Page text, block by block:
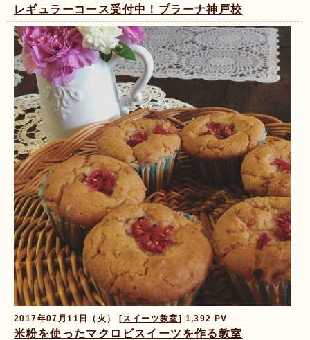
レギュラーコース受付中！プラーナ神戸校
2017年07月11日（火） [スイーツ教室] 1,392 PV
米粉を使ったマクロビスイーツを作る教室